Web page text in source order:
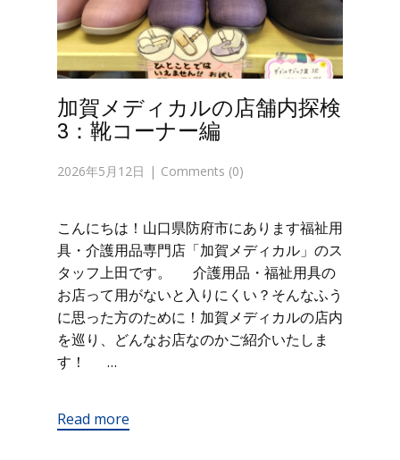
加賀メディカルの店舗内探検
3：靴コーナー編
2026年5月12日 Comments (0)
こんにちは！山口県防府市にあります福祉用
具・介護用品専門店「加賀メディカル」のス
タッフ上田です。 介護用品・福祉用具の
お店って用がないと入りにくい？そんなふう
に思った方のために！加賀メディカルの店内
を巡り、どんなお店なのかご紹介いたしま
す！ …
Read more